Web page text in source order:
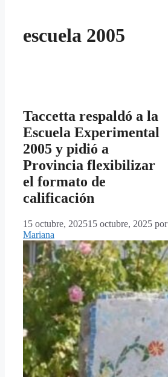
escuela 2005
Taccetta respaldó a la
Escuela Experimental
2005 y pidió a
Provincia flexibilizar
el formato de
calificación
15 octubre, 202515 octubre, 2025 por
Mariana